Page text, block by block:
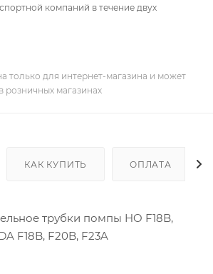
компаний в течение двух
только для интернет-магазина и может
розничных магазинах
КАК КУПИТЬ ОПЛАТА
трубки помпы HO F18B,
F18B, F20B, F23A